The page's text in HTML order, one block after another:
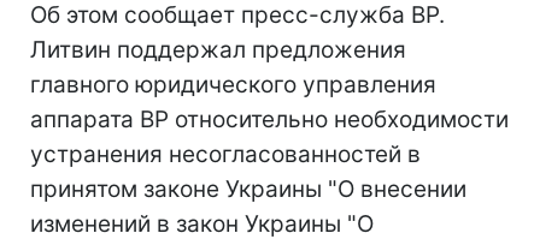
Об этом сообщает пресс-служба ВР.
Литвин поддержал предложения
главного юридического управления
аппарата ВР относительно необходимости
устранения несогласованностей в
принятом законе Украины "О внесении
изменений в закон Украины "О